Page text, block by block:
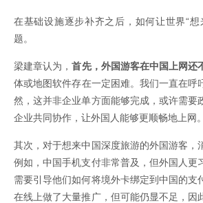
在基础设施逐步补齐之后，如何让世界“想
题。
梁建章认为，首先，外国游客在中国上网还
体或地图软件存在一定困难。我们一直在
然，这并非企业单方面能够完成，或许需要
企业共同协作，让外国人能够更顺畅地上网。
其次，对于想来中国深度旅游的外国游客，
例如，中国手机支付非常普及，但外国人更
需要引导他们如何将境外卡绑定到中国的支
在线上做了大量推广，但可能仍显不足，因